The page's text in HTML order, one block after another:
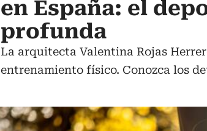
en España: el
profunda
La arquitecta Valentina Rojas
entrenamiento físico. Conozca los